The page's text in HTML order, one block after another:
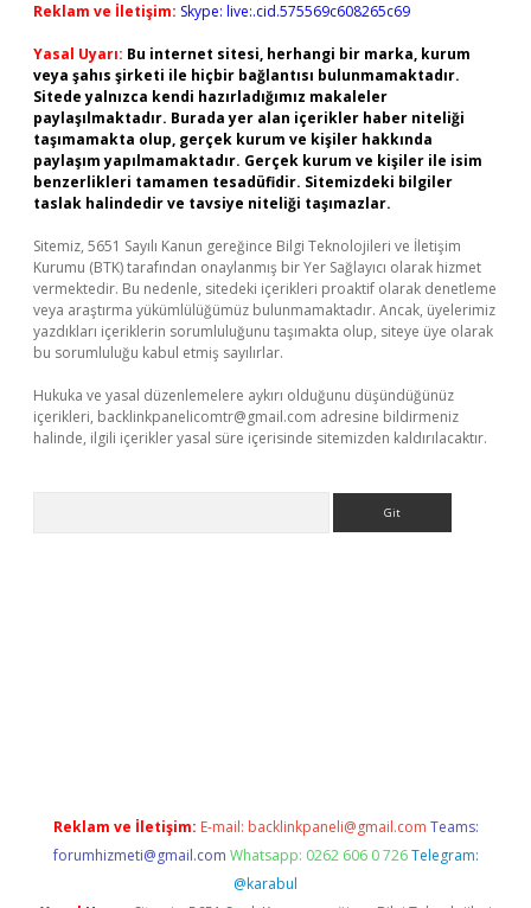
Reklam ve İletişim: Skype: live:.cid.575569c608265c69
Yasal Uyarı: Bu internet sitesi, herhangi bir marka, kurum
veya şahıs şirketi ile hiçbir bağlantısı bulunmamaktadır.
Sitede yalnızca kendi hazırladığımız makaleler
paylaşılmaktadır. Burada yer alan içerikler haber niteliği
taşımamakta olup, gerçek kurum ve kişiler hakkında
paylaşım yapılmamaktadır. Gerçek kurum ve kişiler ile isim
benzerlikleri tamamen tesadüfidir. Sitemizdeki bilgiler
taslak halindedir ve tavsiye niteliği taşımazlar.
Sitemiz, 5651 Sayılı Kanun gereğince Bilgi Teknolojileri ve İletişim
Kurumu (BTK) tarafından onaylanmış bir Yer Sağlayıcı olarak hizmet
vermektedir. Bu nedenle, sitedeki içerikleri proaktif olarak denetleme
veya araştırma yükümlülüğümüz bulunmamaktadır. Ancak, üyelerimiz
yazdıkları içeriklerin sorumluluğunu taşımakta olup, siteye üye olarak
bu sorumluluğu kabul etmiş sayılırlar.
Hukuka ve yasal düzenlemelere aykırı olduğunu düşündüğünüz
içerikleri, backlinkpanelicomtr@gmail.com adresine bildirmeniz
halinde, ilgili içerikler yasal süre içerisinde sitemizden kaldırılacaktır.
Reklam ve İletişim: E-mail: backlinkpaneli@gmail.com Teams:
forumhizmeti@gmail.com Whatsapp: 0262 606 0 726 Telegram:
@karabul